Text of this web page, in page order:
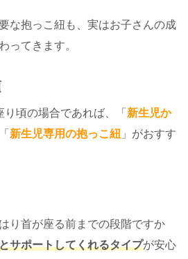
な抱っこ紐も、実はお子さんの成
ってきます。
頃の場合であれば、「 新生児か
新生児専用の抱っこ紐 」がおすす
り首が座る前までの段階ですか
サポートしてくれるタイプが安心